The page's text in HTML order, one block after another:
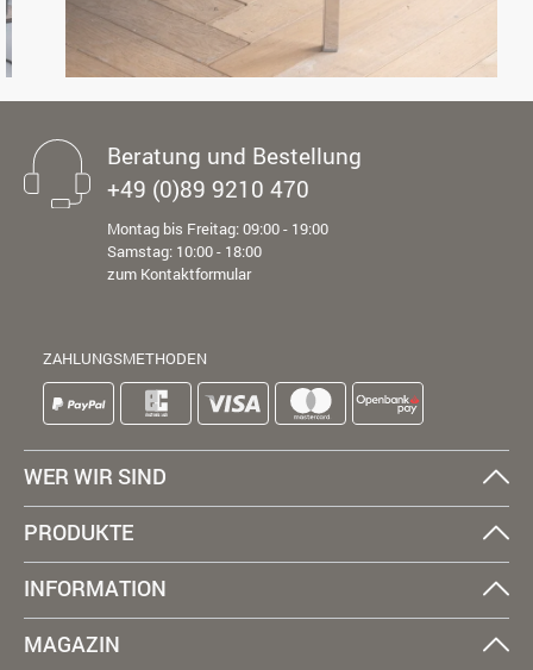
Beratung und Bestellung
+49 (0)89 9210 470
Montag bis Freitag: 09:00 - 19:00
Samstag: 10:00 - 18:00
zum Kontaktformular
ZAHLUNGSMETHODEN
WER WIR SIND
PRODUKTE
INFORMATION
MAGAZIN